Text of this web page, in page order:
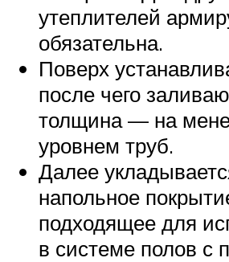
утеплителей
обязательна.
Поверх
после чего
толщина — на
уровнем труб.
Далее
напольное
подходящее для
в системе полов с